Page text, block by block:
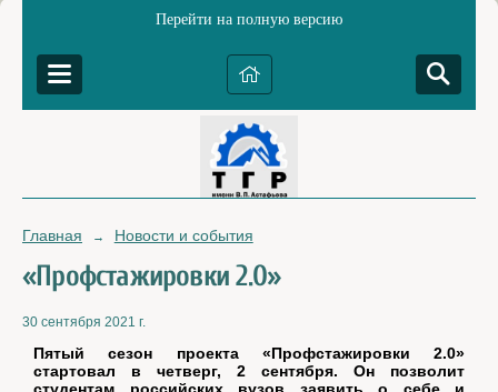
Перейти на полную версию
Главная → Новости и события
«Профстажировки 2.0»
30 сентября 2021 г.
Пятый сезон проекта «Профстажировки 2.0»
стартовал в четверг, 2 сентября. Он позволит